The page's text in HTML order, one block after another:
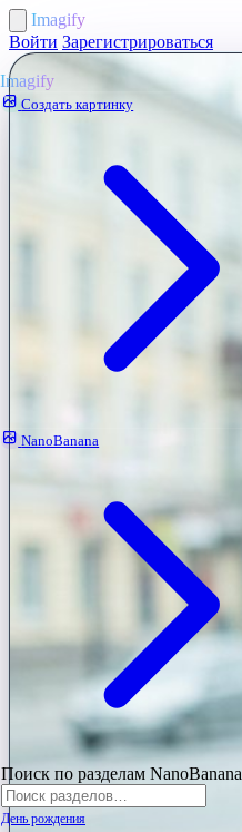
Imagify
Войти Зарегистрироваться
Imagify
Создать картинку
NanoBanana
Поиск по разделам NanoBanana
День рождения